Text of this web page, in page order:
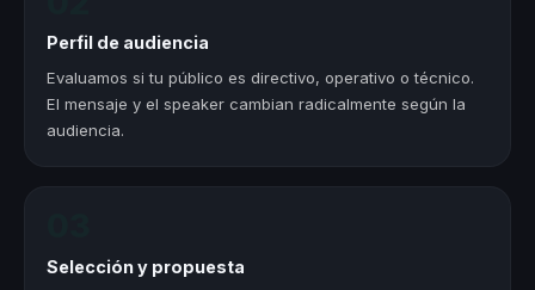
Perfil de audiencia
Evaluamos si tu público es directivo, operativo o técnico.
El mensaje y el speaker cambian radicalmente según la
audiencia.
Selección y propuesta